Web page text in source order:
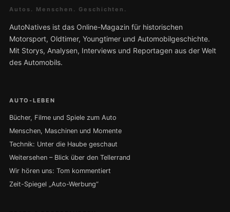
Autos. Menschen. Geschichten.
AutoNatives ist das Online-Magazin für historischen
Motorsport, Oldtimer, Youngtimer und Automobilgeschichte.
Mit Storys, Analysen, Interviews und Reportagen aus der Welt
des Automobils.
AUTO-LEBEN
Bücher, Filme und Spiele zum Auto
Menschen, Maschinen und Momente
Technik: Unter die Haube geschaut
Weitersehen – Blick über den Tellerrand
Wir hören uns: Tom kommentiert
Zeit-Spiegel „Auto-Werbung“